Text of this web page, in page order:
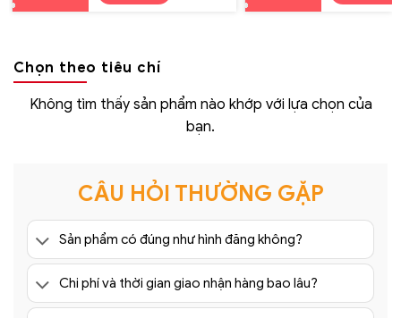
Chọn theo tiêu chí
Không tìm thấy sản phẩm nào khớp với lựa chọn của
bạn.
CÂU HỎI THƯỜNG GẶP
Sản phẩm có đúng như hình đăng không?
Chi phí và thời gian giao nhận hàng bao lâu?